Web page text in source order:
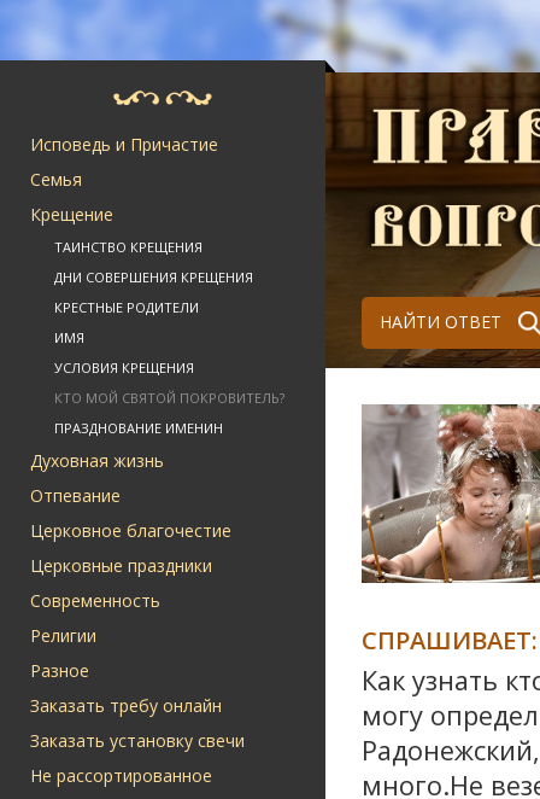
Исповедь и Причастие
Семья
Крещение
ТАИНСТВО КРЕЩЕНИЯ
ДНИ СОВЕРШЕНИЯ КРЕЩЕНИЯ
КРЕСТНЫЕ РОДИТЕЛИ
ИМЯ
УСЛОВИЯ КРЕЩЕНИЯ
КТО МОЙ СВЯТОЙ ПОКРОВИТЕЛЬ?
ПРАЗДНОВАНИЕ ИМЕНИН
Духовная жизнь
Отпевание
Церковное благочестие
Церковные праздники
Современность
Религии
Разное
Заказать требу онлайн
Заказать установку свечи
Не рассортированное
НАЙТИ ОТВЕТ
СПРАШИВАЕТ:
Как узнать
могу
много.Не